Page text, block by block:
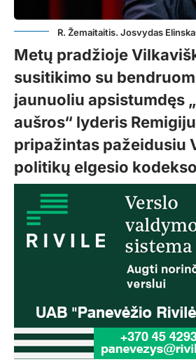
R. Žemaitaitis. Josvydas
Metų pradžioje
susitikimo su
jaunuoliu apsistumdęs
aušros“ lyderis
pripažintas pažeidusiu
politikų elgesio